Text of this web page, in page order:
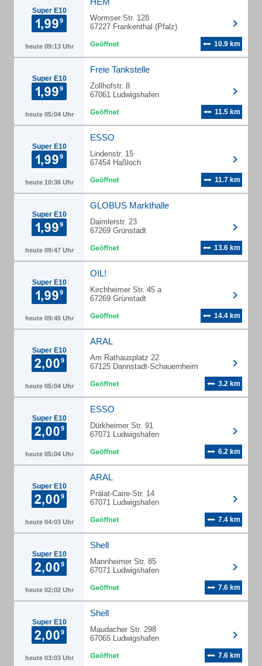
Super E10
heute 09:13 Uhr
Wormser Str. 128
67227 Frankenthal (Pfalz)
10.9 km
Super E10
heute 05:04 Uhr
Freie Tankstelle
Zollhofstr. 8
67061 Ludwigshafen
11.5 km
Super E10
heute 10:36 Uhr
ESSO
Lindenstr. 15
67454 Haßloch
11.7 km
Super E10
heute 09:47 Uhr
GLOBUS Markthalle
Daimlerstr. 23
67269 Grünstadt
13.6 km
Super E10
heute 09:45 Uhr
OIL!
Kirchheimer Str. 45 a
67269 Grünstadt
14.4 km
Super E10
heute 05:04 Uhr
ARAL
Am Rathausplatz 22
67125 Dannstadt-Schauernheim
3.2 km
Super E10
heute 05:04 Uhr
ESSO
Dürkheimer Str. 91
67071 Ludwigshafen
6.2 km
Super E10
heute 04:03 Uhr
ARAL
Prälat-Caire-Str. 14
67071 Ludwigshafen
7.4 km
Super E10
heute 02:02 Uhr
Shell
Mannheimer Str. 85
67071 Ludwigshafen
7.6 km
Super E10
heute 03:03 Uhr
Shell
Maudacher Str. 298
67065 Ludwigshafen
7.6 km